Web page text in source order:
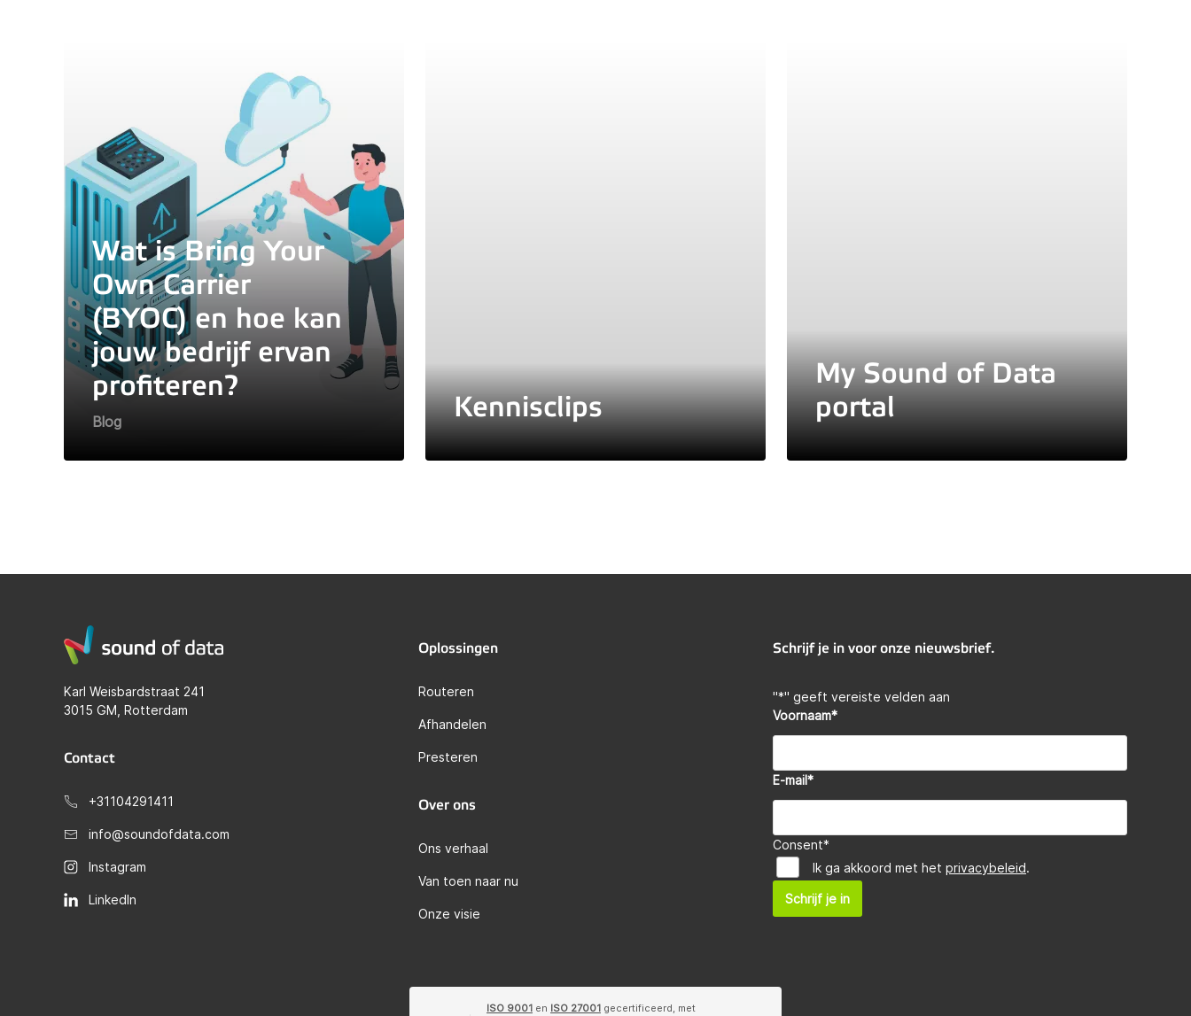
Wat is Bring Your
Own Carrier
(BYOC) en hoe kan
jouw bedrijf ervan
profiteren?
Blog Kennisclips
My Sound of Data
portal
Karl Weisbardstraat 241
3015 GM, Rotterdam
Contact
+31104291411
info@soundofdata.com
Instagram
LinkedIn
Oplossingen
Routeren
Afhandelen
Presteren
Over ons
Ons verhaal
Van toen naar nu
Onze visie
Schrijf je in voor onze nieuwsbrief.
"*" geeft vereiste velden aan
Voornaam*
E-mail*
Consent*
Ik ga akkoord met het privacybeleid.
Schrijf je in
ISO 9001 en ISO 27001 gecertificeerd, met